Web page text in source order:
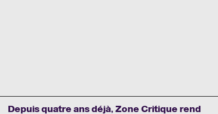
Depuis quatre ans déjà, Zone Critique rend